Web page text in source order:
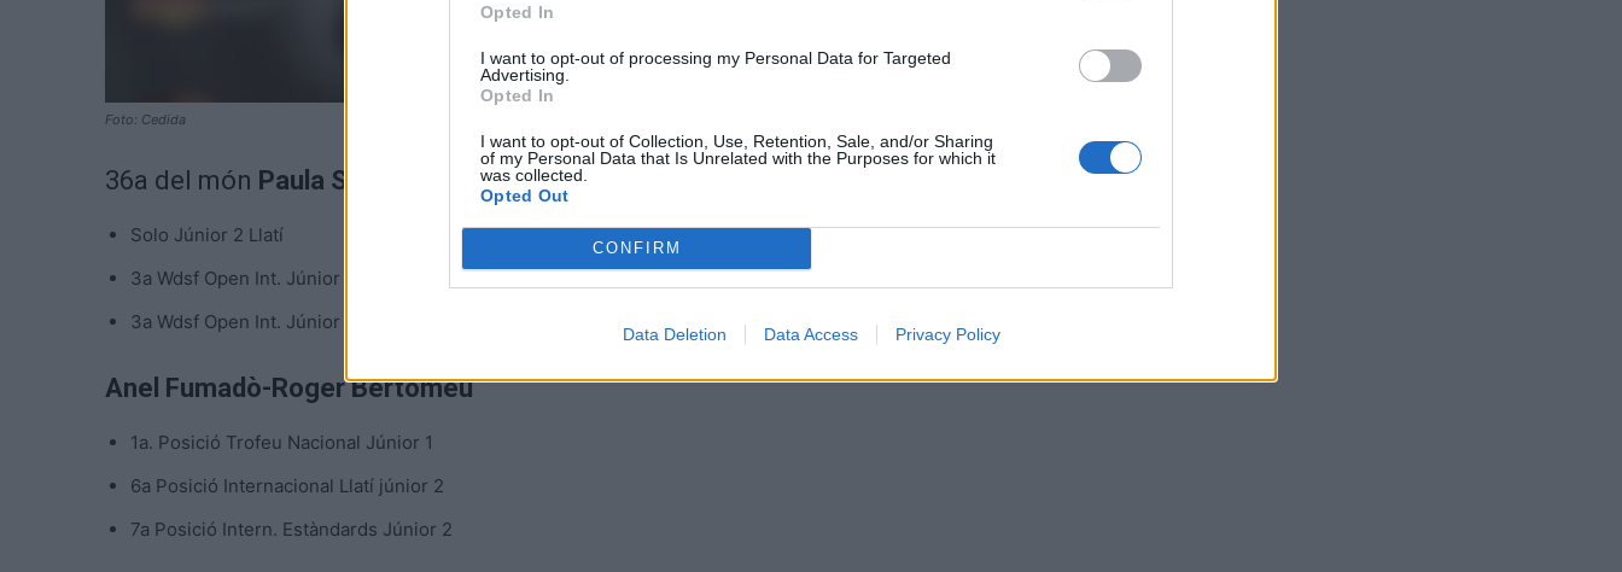
Opted In
I want to opt-out of processing my Personal Data for Targeted
Advertising.
Opted In
I want to opt-out of Collection, Use, Retention, Sale, and/or Sharing
of my Personal Data that Is Unrelated with the Purposes for which it
was collected.
Opted Out
CONFIRM
Data Deletion Data Access Privacy Policy
Foto: Cedida
36a del món Paula Solà
Solo Júnior 2 Llatí
3a Wdsf Open Int. Júnior 1 Llatí
3a Wdsf Open Int. Júnior 1 Estàndard
Anel Fumadò-Roger Bertomeu
1a. Posició Trofeu Nacional Júnior 1
6a Posició Internacional Llatí júnior 2
7a Posició Intern. Estàndards Júnior 2